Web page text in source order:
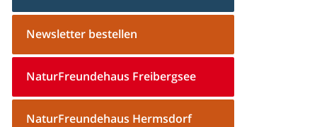
Newsletter bestellen
NaturFreundehaus Freibergsee
NaturFreundehaus Hermsdorf